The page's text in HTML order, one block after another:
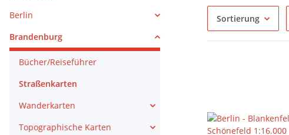
Sortierung
Berlin
Brandenburg
Bücher/Reiseführer
Straßenkarten
Wanderkarten
Topographische Karten